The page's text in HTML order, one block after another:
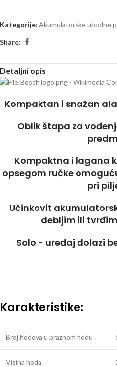
Kategorije: Akumulatorske ubodne
Share:
Detaljni opis
Kompaktan i snažan
Oblik štapa za
Kompaktna i lagana
opsegom ručke
pri
Učinkovit
debljim ili
Solo - uređaj dolazi
Karakteristike:
Broj hodova u praznom hodu
Visina hoda